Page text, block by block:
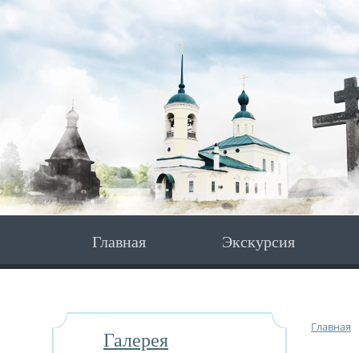
Главная Экскурсия
Галерея
Главная